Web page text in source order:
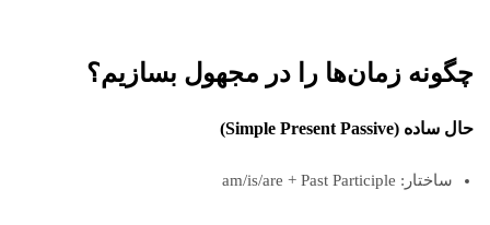
چگونه زمان‌ها را در مجهول بسازیم؟
حال ساده (Simple Present Passive)
ساختار: am/is/are + Past Participle